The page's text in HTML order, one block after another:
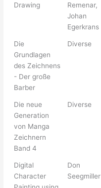
Drawing
Remenar,
Johan
Egerkrans
Die
Grundlagen
des Zeichnens
- Der große
Barber
Diverse
Die neue
Generation
von Manga
Zeichnern
Band 4
Diverse
Digital
Character
Don
Seegmiller